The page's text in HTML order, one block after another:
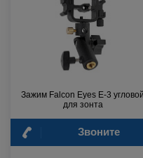
Зажим Falcon Eyes E-3 угловой
для зонта
Звоните